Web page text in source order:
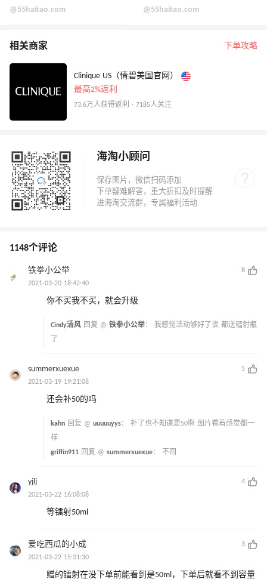
@55haitao.com
@55haitao.com
相关商家 下单攻略
Clinique US（倩碧美国官网）
最高2%返利
73.6万人获得返利 · 7185人关注
海淘小顾问
1148个评论
铁拳小公举
8
2021-03-20 18:42:40
你不买我不买，就会升级
Cindy清风 回复 @ 铁拳小公举： 我感觉活动够好了诶 都送镭射瓶
了
summerxuexue
5
2021-03-19 19:21:08
还会补50的吗
kahn 回复 @ uuuuuyys： 补了也不知道是50啊 图片看着感觉都一
样
griffin911 回复 @ summerxuexue： 不回
yjlj
4
2021-03-22 16:08:08
等镭射50ml
爱吃西瓜的小成
3
2021-03-22 15:31:30
赠的镭射在没下单前能看到是50ml，下单后就看不到容量